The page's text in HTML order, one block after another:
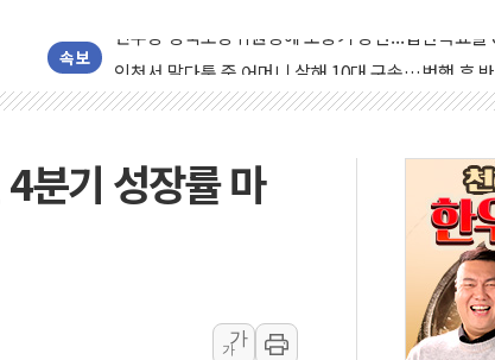
속보
김민석, 강원·대구·경북 경선서 정청래에 승리…金
[속보] 민주, 경북 경선 결과 발표...김민석 47.37%
[속보] 민주, 대구 경선 결과 발표...정청래 47.82%
[속보] 민주, 강원 경선 결과 발표...김민석 50.30%
정재헌 CEO, SKT 장기고객 400명 맞이…"마음 잇
최태원, 노소영에 9440억 지급 확정되나…재상고
하나금융, 명동 소상공인에 '행복상자' 전달
분기 성장률 마
가
가